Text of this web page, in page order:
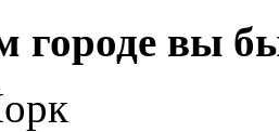
городе вы